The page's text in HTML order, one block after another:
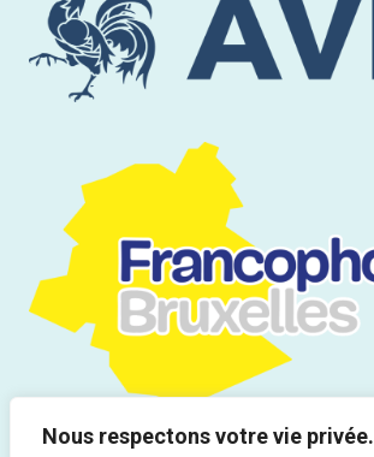
Nous respectons votre vie privée.